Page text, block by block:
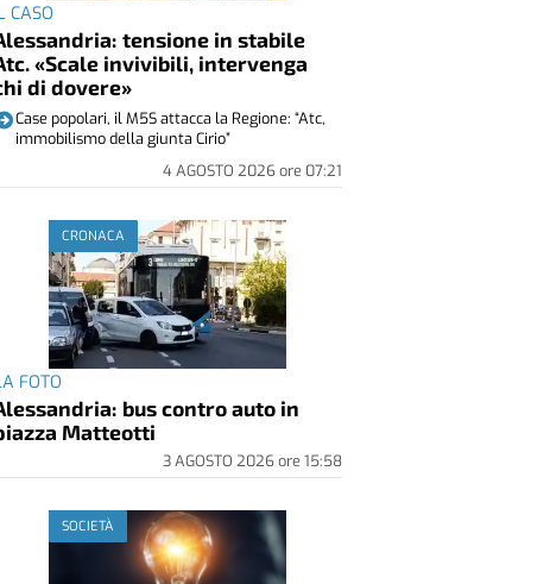
CASO
tensione in stabile
«Scale invivibili, intervenga
di dovere»
4 AGOSTO 2026ore 07:21
Case popolari, il M5S attacca la Regione: “Atc,
immobilismo della giunta Cirio”
CRONACA
FOTO
bus contro auto in
Matteotti
3 AGOSTO 2026ore 15:58
SOCIETÀ